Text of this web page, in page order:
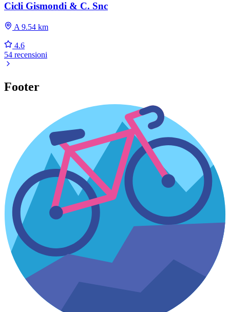
Cicli Gismondi & C. Snc
A 9.54 km
4.6
54 recensioni
Footer